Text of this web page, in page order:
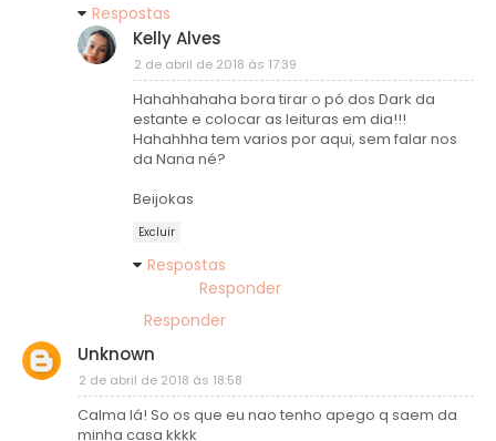
Respostas
Kelly Alves
2 de abril de 2018 às 17:39
Hahahhahaha bora tirar o pó dos Dark da
estante e colocar as leituras em dia!!!
Hahahhha tem varios por aqui, sem falar nos
da Nana né?
Beijokas
Excluir
Respostas
Responder
Responder
Unknown
2 de abril de 2018 às 18:58
Calma lá! So os que eu nao tenho apego q saem da
minha casa kkkk